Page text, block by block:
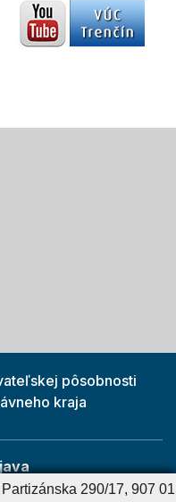
pôsobnosti
kraja
290/17, 907 01